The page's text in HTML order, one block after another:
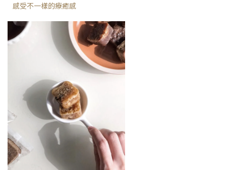
感受不一樣的療癒感